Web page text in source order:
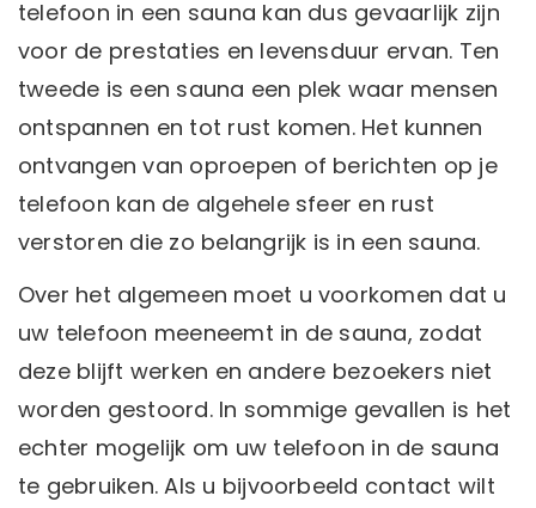
telefoon in een sauna kan dus gevaarlijk zijn
voor de prestaties en levensduur ervan. Ten
tweede is een sauna een plek waar mensen
ontspannen en tot rust komen. Het kunnen
ontvangen van oproepen of berichten op je
telefoon kan de algehele sfeer en rust
verstoren die zo belangrijk is in een sauna.
Over het algemeen moet u voorkomen dat u
uw telefoon meeneemt in de sauna, zodat
deze blijft werken en andere bezoekers niet
worden gestoord. In sommige gevallen is het
echter mogelijk om uw telefoon in de sauna
te gebruiken. Als u bijvoorbeeld contact wilt